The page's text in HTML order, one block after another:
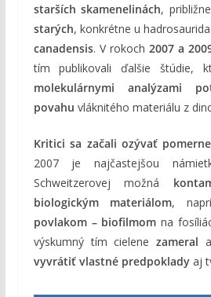
starších skamenelinách, približne
starých, konkrétne u hadrosaurida
canadensis. V rokoch 2007 a
tím publikovali ďalšie štúdie,
molekulárnymi analýzami
povahu vláknitého materiálu z
Kritici sa začali ozývať
2007 je najčastejšou
Schweitzerovej možná
biologickým materiálom,
povlakom – biofilmom na
výskumný tím cielenezameral
vyvrátiť vlastné predpokladyaj